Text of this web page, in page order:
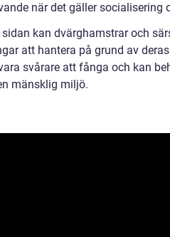
när det gäller
kan dvärghamstrar och
att hantera på grund av
svårare att fånga och kan
mänsklig miljö.